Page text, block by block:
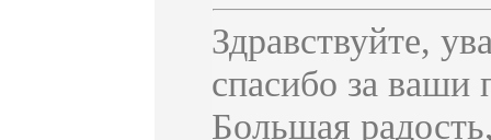
Здравствуйте,
спасибо за ваши
Большая